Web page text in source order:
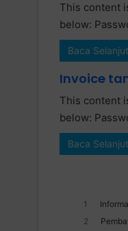
This content
below:
Baca
Invoice
This content
below:
Baca
1
2